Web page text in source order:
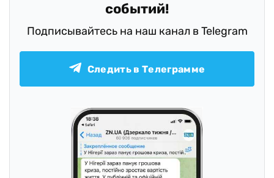
событий!
Подписывайтесь на наш канал в Telegram
Следить в Телеграмме